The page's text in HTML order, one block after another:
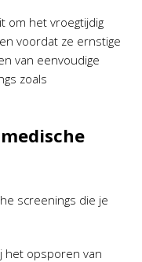
om het vroegtijdig
voordat ze ernstige
van eenvoudige
zoals
screenings die je
het opsporen van